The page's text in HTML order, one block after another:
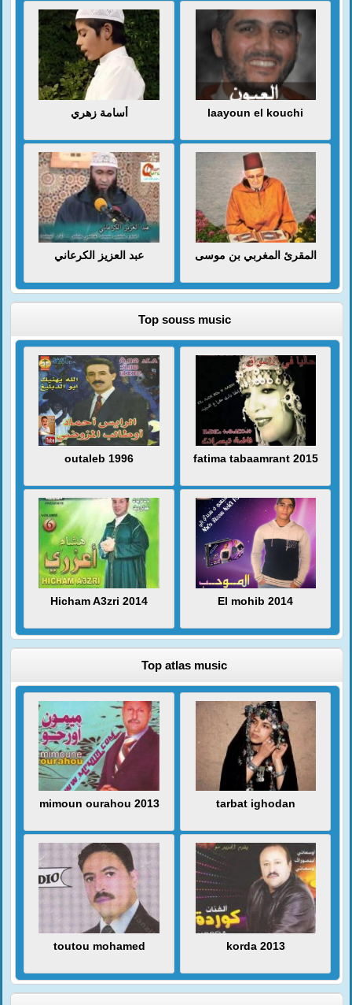
أسامة زهري laayoun el kouchi
عبد العزيز الكرعاني المقرئ المغربي بن موسى
Top souss music
outaleb 1996 fatima tabaamrant 2015
Hicham A3zri 2014 El mohib 2014
Top atlas music
mimoun ourahou 2013 tarbat ighodan
toutou mohamed korda 2013